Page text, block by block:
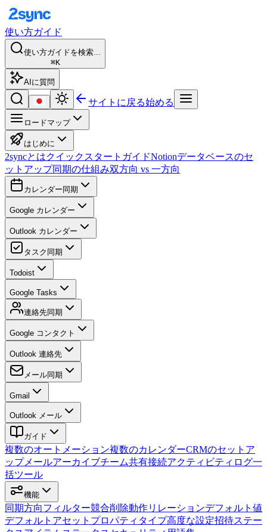
使い方ガイド
使い方ガイドを検索...
⌘K
AIに質問
サイトに戻る始める
ロードマップ
はじめに
2syncとはクイックスタートガイドNotionデータベースのセ
ットアップ同期の仕組み双方向 vs 一方向
カレンダー同期
Google カレンダー
Outlook カレンダー
タスク同期
Todoist
Google Tasks
連絡先同期
Google コンタクト
Outlook 連絡先
メール同期
Gmail
Outlook メール
ガイド
複数のオートメーション複数のカレンダーCRMのセットア
ップメールアーカイブチーム共有接続アクティビティログ一
括ツール
機能
同期方向フィルター競合削除動作リレーションデフォルト値
デフォルトアセット プロパティタイプ高度な設定招待ステー